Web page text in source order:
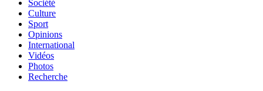
Société
Culture
Sport
Opinions
International
Vidéos
Photos
Recherche